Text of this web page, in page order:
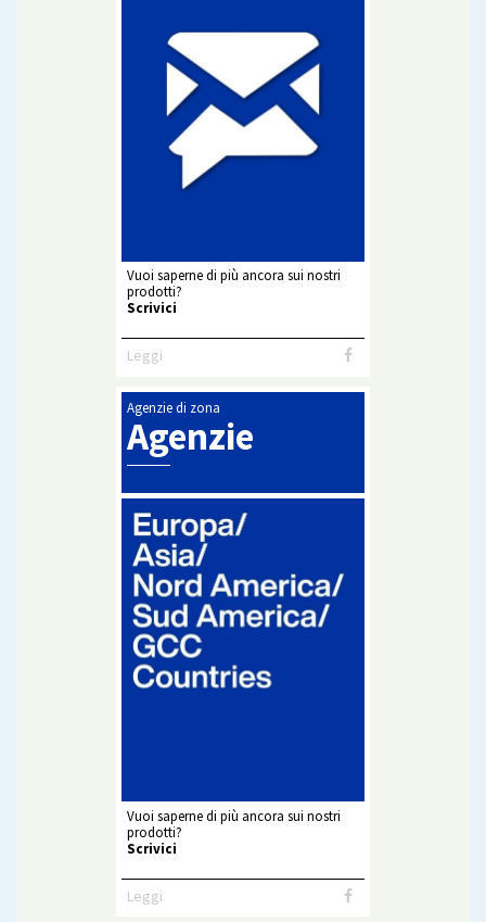
Vuoi saperne di più ancora sui nostri
prodotti?
Scrivici
Leggi
Agenzie di zona
Agenzie
Vuoi saperne di più ancora sui nostri
prodotti?
Scrivici
Leggi